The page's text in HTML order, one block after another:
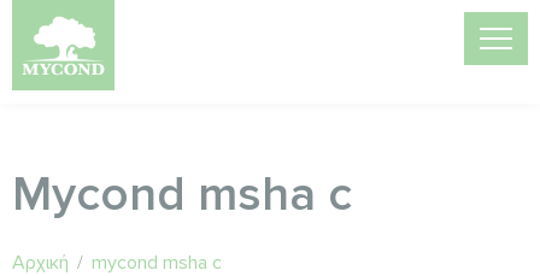
Mycond msha c
Αρχική / mycond msha c